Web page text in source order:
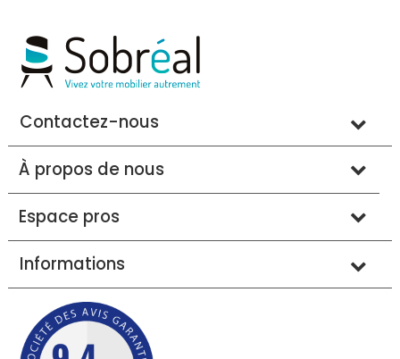
Contactez-nous
À propos de nous
Espace pros
Informations